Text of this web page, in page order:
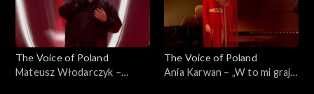
The Voice of Poland
Mateusz Włodarczyk –
The Voice of Poland
Ania Karwan – „W to mi graj”,